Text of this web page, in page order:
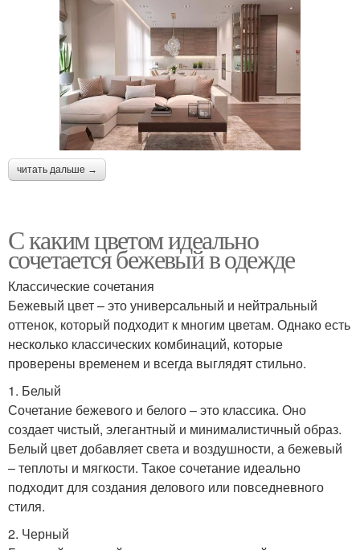
читать дальше →
С каким цветом идеально
сочетается бежевый в одежде
Классические сочетания
Бежевый цвет – это универсальный и нейтральный
оттенок, который подходит к многим цветам. Однако есть
несколько классических комбинаций, которые
проверены временем и всегда выглядят стильно.
1. Белый
Сочетание бежевого и белого – это классика. Оно
создает чистый, элегантный и минималистичный образ.
Белый цвет добавляет света и воздушности, а бежевый
– теплоты и мягкости. Такое сочетание идеально
подходит для создания делового или повседневного
стиля.
2. Черный